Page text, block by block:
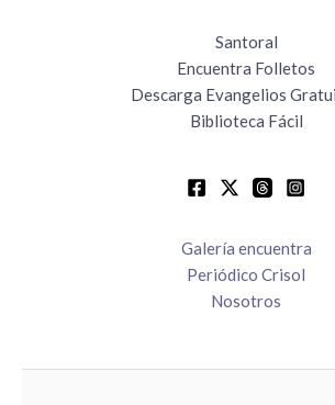
Santoral
Encuentra Folletos
Descarga Evangelios
Biblioteca Fácil
Galería encuentra
Periódico Crisol
Nosotros